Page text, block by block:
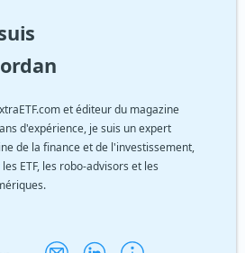
et éditeur du magazine
d'expérience, je suis un expert
de la finance et de l'investissement,
ETF, les robo-advisors et les